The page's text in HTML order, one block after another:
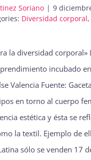
Soriano | 9
Diversidad corporal,
la diversidad corporal»
incubado
Valencia Fuente:
en torno al cuerpo
estética y ésta se
la textil. Ejemplo de
sólo se venden 17